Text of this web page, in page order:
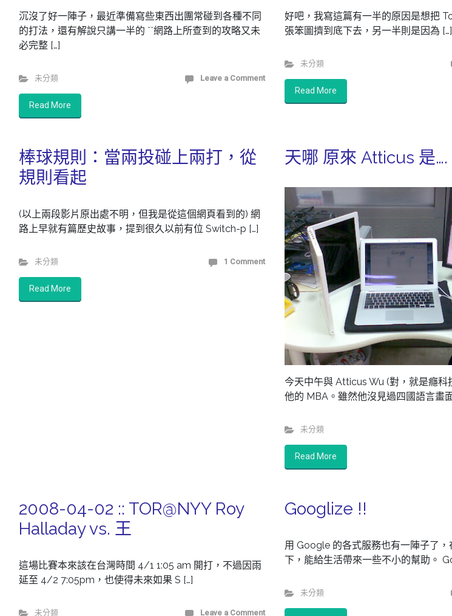
沉沒了好一陣子，最近準備寫些東西出團常碰到各種不同
的打法，還有解說只講一半的 ˇˇ網路上所查到的攻略又未
必完整 […]
未分類 Leave a Comment
Read More
好吧，我寫這篇有一半的原因是想把
張笨圖擠到底下去，另一半則是因為 […]
未分類
Read More
棒球規則：當兩投碰上兩打，從
規則看起
(以上兩段影片原出處不明，但我是從這個網頁看到的) 網
路上早就有篇歷史故事，提到很久以前有位 Switch-p […]
未分類 1 Comment
Read More
天哪 原來 Atticus 是….
今天中午與 Atticus Wu (對，就是癮科
他的 MBA。雖然他沒見過四國語言畫
未分類
Read More
2008-04-02 :: TOR@NYY Roy
Halladay vs. 王
這場比賽本來該在台灣時間 4/1 1:05 am 開打，不過因雨
延至 4/2 7:05pm，也使得未來如果 S […]
未分類 Leave a Comment
Googlize !!
用 Google 的各式服務也有一陣子了
下，能給生活帶來一些不小的幫助。
未分類